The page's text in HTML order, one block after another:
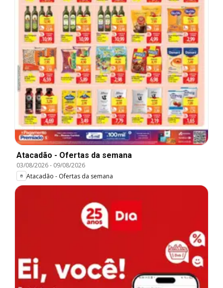
Atacadão - Ofertas da semana
03/08/2026- 09/08/2026
Atacadão - Ofertas da semana